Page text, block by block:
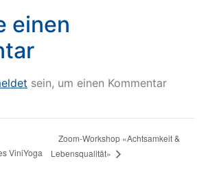
einen
sein, um einen Kommentar
ViniYoga
Zoom-Workshop «Achtsamkeit &
Lebensqualität»